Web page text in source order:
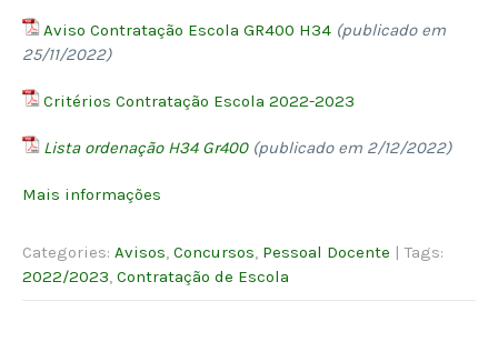
Aviso Contratação Escola GR400 H34 (publicado em
25/11/2022)
Critérios Contratação Escola 2022-2023
Lista ordenação H34 Gr400(publicado em 2/12/2022)
Mais informações
Categories: Avisos, Concursos, Pessoal Docente | Tags:
2022/2023, Contratação de Escola